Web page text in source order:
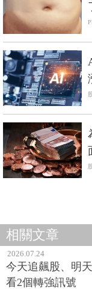
相關文章
2026.07.24
今天追飆股、明
看2個轉強訊號